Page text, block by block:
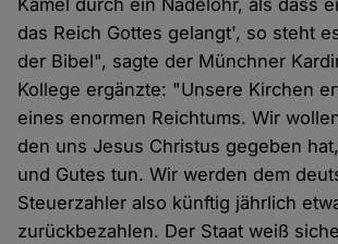
Kamel durch ein Nadelöhr, als dass
das Reich Gottes gelangt', so steht
der Bibel", sagte der Münchner
Kollege ergänzte: "Unsere Kirchen
eines enormen Reichtums. Wir
den uns Jesus Christus gegeben
und Gutes tun. Wir werden dem
Steuerzahler also künftig jährlich
zurückbezahlen. Der Staat weiß